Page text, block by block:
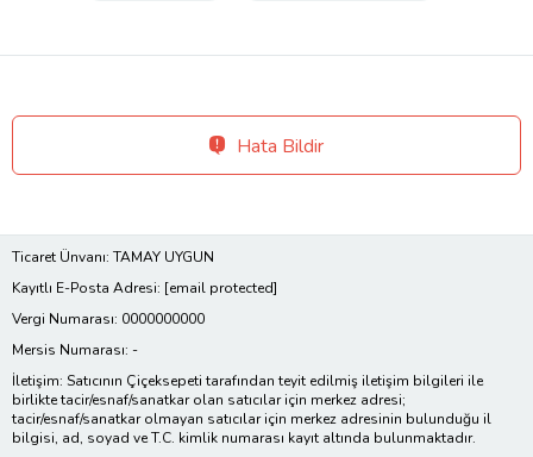
Hata Bildir
Ticaret Ünvanı: TAMAY UYGUN
Kayıtlı E-Posta Adresi: [email protected]
Vergi Numarası: 0000000000
Mersis Numarası: -
İletişim: Satıcının Çiçeksepeti tarafından teyit edilmiş iletişim bilgileri ile
birlikte tacir/esnaf/sanatkar olan satıcılar için merkez adresi;
tacir/esnaf/sanatkar olmayan satıcılar için merkez adresinin bulunduğu il
bilgisi, ad, soyad ve T.C. kimlik numarası kayıt altında bulunmaktadır.